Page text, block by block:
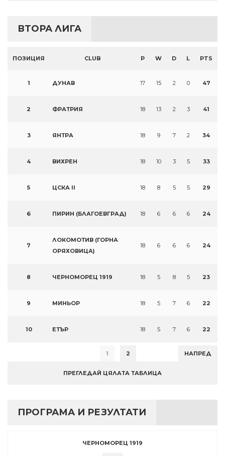
ВТОРА ЛИГА
ПОЗИЦИЯ CLUB P W D L PTS
1 ДУНАВ 17 15 2 0 47
2 ФРАТРИЯ 18 13 2 3 41
3 ЯНТРА 18 9 7 2 34
4 ВИХРЕН 18 10 3 5 33
5 ЦСКА II 18 8 5 5 29
6 ПИРИН (БЛАГОЕВГРАД) 18 6 6 6 24
7
ЛОКОМОТИВ (ГОРНА
ОРЯХОВИЦА)
18 6 6 6 24
8 ЧЕРНОМОРЕЦ 1919 18 5 8 5 23
9 МИНЬОР 18 5 7 6 22
10 ЕТЪР 18 5 7 6 22
1 2 НАПРЕД
ПРЕГЛЕДАЙ ЦЯЛАТА ТАБЛИЦА
ПРОГРАМА И РЕЗУЛТАТИ
ЧЕРНОМОРЕЦ 1919